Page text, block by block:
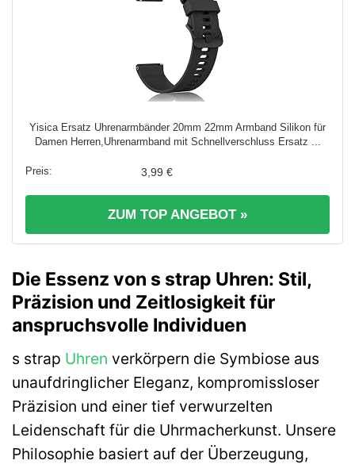
Yisica Ersatz Uhrenarmbänder 20mm 22mm Armband Silikon für
Damen Herren,Uhrenarmband mit Schnellverschluss Ersatz ...
3,99 €
ZUM TOP ANGEBOT »
Die Essenz von s strap Uhren: Stil,
Präzision und Zeitlosigkeit für
anspruchsvolle Individuen
s strap Uhren verkörpern die Symbiose aus
unaufdringlicher Eleganz, kompromissloser
Präzision und einer tief verwurzelten
Leidenschaft für die Uhrmacherkunst. Unsere
Philosophie basiert auf der Überzeugung,